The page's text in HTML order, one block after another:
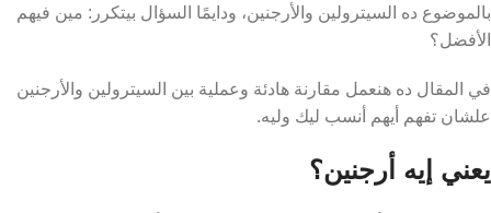
بالموضوع ده السيترولين والأرجنين، ودايمًا السؤال بيتكرر: مين فيهم
الأفضل؟
في المقال ده هنعمل مقارنة هادئة وعملية بين السيترولين والأرجنين
علشان تفهم أيهم أنسب ليك وليه.
يعني إيه أرجنين؟